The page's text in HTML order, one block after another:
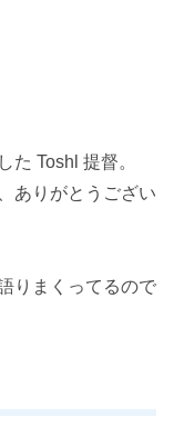
た Toshl 提督。
ありがとうござい
りまくってるので